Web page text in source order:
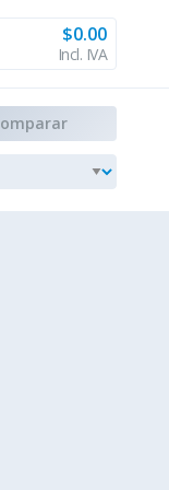
$0.00
Incl. IVA
Comparar